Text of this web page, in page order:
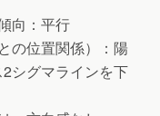
向：平行
の位置関係）：陽
シグマラインを下